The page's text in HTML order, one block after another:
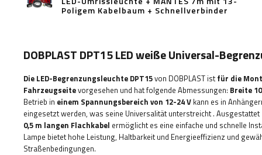
Poligem Kabelbaum + Schnellverbinder
DOBPLAST DPT15 LED weiße Universal-
Die LED-Begrenzungsleuchte DPT15von DOBPLAST istfür die
Fahrzeugseitevorgesehen und hat folgende Abmessungen: Breite
Betrieb in einem Spannungsbereich von 12-24 V kann es in
eingesetzt werden, was seine Universalität unterstreicht .
0,5 m langen Flachkabel ermöglicht es eine einfache und schnelle
Lampe bietet hohe Leistung, Haltbarkeit und Energieeffizienz und
Straßenbedingungen.